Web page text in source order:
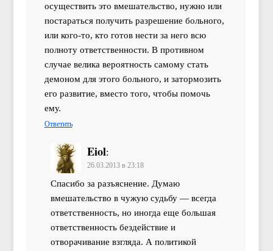
осуществить это вмешательство, нужно или
постараться получить разрешение больного,
или кого-то, кто готов нести за него всю
полноту ответственности. В противном
случае велика вероятность самому стать
демоном для этого больного, и затормозить
его развитие, вместо того, чтобы помочь
ему.
Ответить
Eiol:
26.03.2013 в 23:18
Спасибо за разъяснение. Думаю
вмешательство в чужую судьбу — всегда
ответственность, но иногда еще большая
ответственность бездействие и
отворачивание взгляда. А политикой